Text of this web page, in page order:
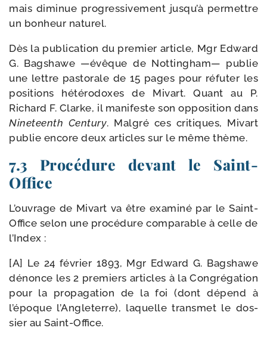
mais dimi­nue pro­gres­si­ve­ment jusqu’à per­mettre
un bon­heur naturel.
Dès la publi­ca­tion du pre­mier article, Mgr Edward
G. Bagshawe —évêque de Nottingham— publie
une lettre pas­to­rale de 15 pages pour réfu­ter les
posi­tions hété­ro­doxes de Mivart. Quant au P.
Richard F. Clarke, il mani­feste son oppo­si­tion dans
Nineteenth Century. Malgré ces cri­tiques, Mivart
publie encore deux articles sur le même thème.
7.3 Procédure devant le Saint-
Office
L’ouvrage de Mivart va être exa­mi­né par le Saint-​
Office selon une pro­cé­dure com­pa­rable à celle de
l’Index :
[A] Le 24 février 1893, Mgr Edward G. Bagshawe
dénonce les 2 pre­miers articles à la Congrégation
pour la pro­pa­ga­tion de la foi (dont dépend à
l’époque l’Angleterre), laquelle trans­met le dos­
sier au Saint-Office.